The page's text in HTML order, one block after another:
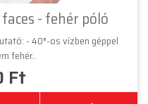
faces - fehér póló
- 40°-os vízben géppel
fehér..
Ft